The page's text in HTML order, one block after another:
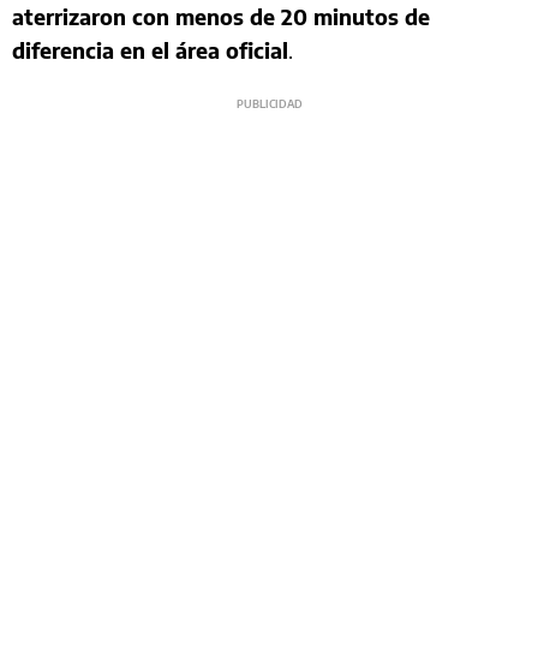
aterrizaron con menos de 20 minutos de
diferencia en el área oficial.